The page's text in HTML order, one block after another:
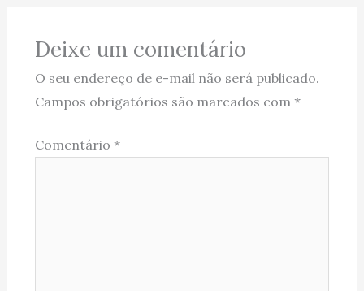
Deixe um comentário
O seu endereço de e-mail não será publicado.
Campos obrigatórios são marcados com *
Comentário *